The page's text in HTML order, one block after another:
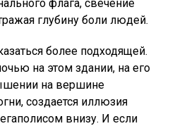
флага, свечение
глубину боли людей.
более подходящей.
на этом здании, на его
на вершине
создается иллюзия
внизу. И если